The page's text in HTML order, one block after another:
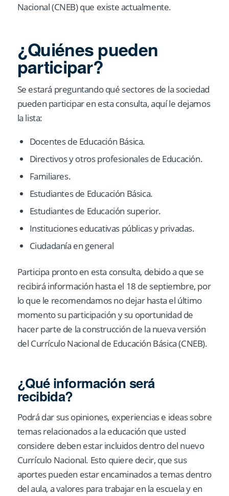
Nacional (CNEB) que existe actualmente.
¿Quiénes pueden
participar?
Se estará preguntando qué sectores de la sociedad
pueden participar en esta consulta, aquí le dejamos
la lista:
Docentes de Educación Básica.
Directivos y otros profesionales de Educación.
Familiares.
Estudiantes de Educación Básica.
Estudiantes de Educación superior.
Instituciones educativas públicas y privadas.
Ciudadanía en general
Participa pronto en esta consulta, debido a que se
recibirá información hasta el 18 de septiembre, por
lo que le recomendamos no dejar hasta el último
momento su participación y su oportunidad de
hacer parte de la construcción de la nueva versión
del Currículo Nacional de Educación Básica (CNEB).
¿Qué información será
recibida?
Podrá dar sus opiniones, experiencias e ideas sobre
temas relacionados a la educación que usted
considere deben estar incluidos dentro del nuevo
Currículo Nacional. Esto quiere decir, que sus
aportes pueden estar encaminados a temas dentro
del aula, a valores para trabajar en la escuela y en